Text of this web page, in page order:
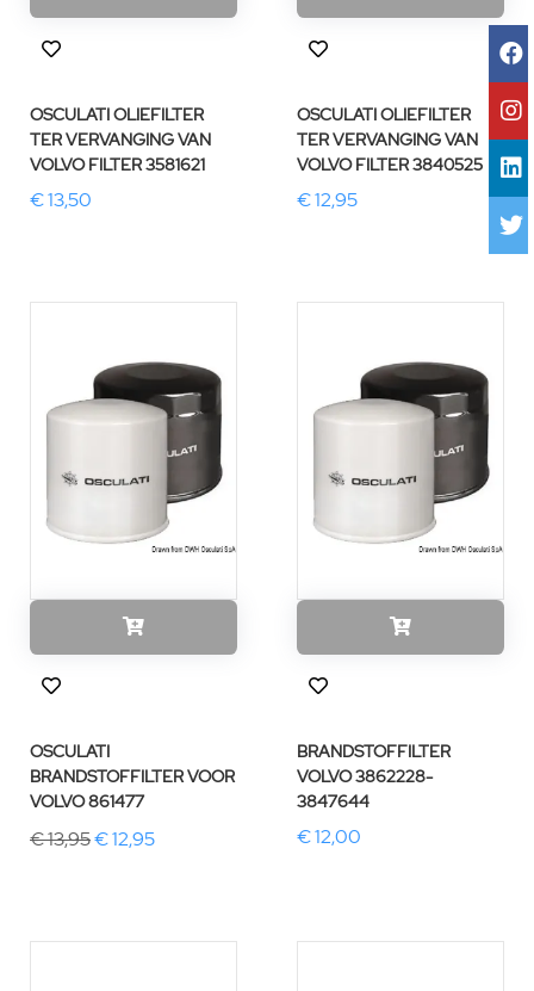
OSCULATI OLIEFILTER
TER VERVANGING VAN
VOLVO FILTER 3581621
€ 13,50
OSCULATI OLIEFILTER
TER VERVANGING VAN
VOLVO FILTER 3840525
€ 12,95
OSCULATI
BRANDSTOFFILTER VOOR
VOLVO 861477
€ 13,95€ 12,95
BRANDSTOFFILTER
VOLVO 3862228-
3847644
€ 12,00